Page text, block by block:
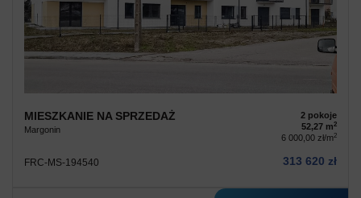
MIESZKANIE NA SPRZEDAŻ
Margonin
2 pokoje
52,27 m2
6 000,00 zł/m2
FRC-MS-194540 313 620 zł